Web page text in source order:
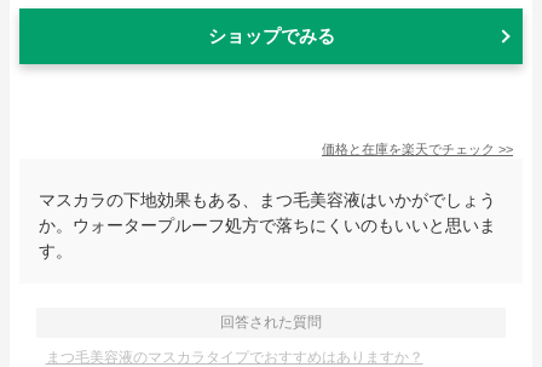
ショップでみる
価格と在庫を楽天でチェック >>
マスカラの下地効果もある、まつ毛美容液はいかがでしょう
か。ウォータープルーフ処方で落ちにくいのもいいと思いま
す。
回答された質問
まつ毛美容液のマスカラタイプでおすすめはありますか？